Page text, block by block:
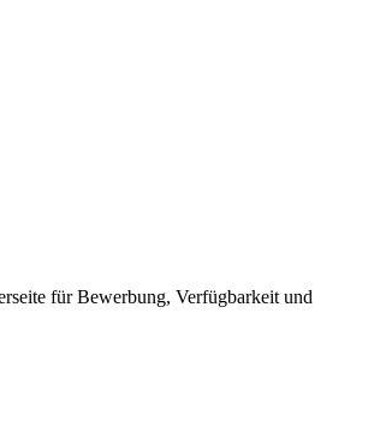
für Bewerbung, Verfügbarkeit und